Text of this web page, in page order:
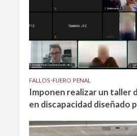
FALLOS•FUERO PENAL
Imponen realizar un taller
en discapacidad diseñado